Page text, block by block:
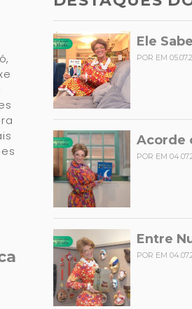
Ele Sabe
POR EM
Acorde
POR EM
Entre
POR EM